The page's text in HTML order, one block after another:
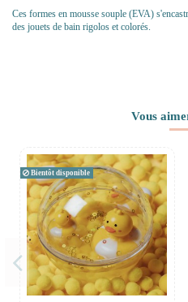
Ces formes en mousse souple (EVA)
des jouets de bain rigolos et colorés.
Vous
Bientôt disponible